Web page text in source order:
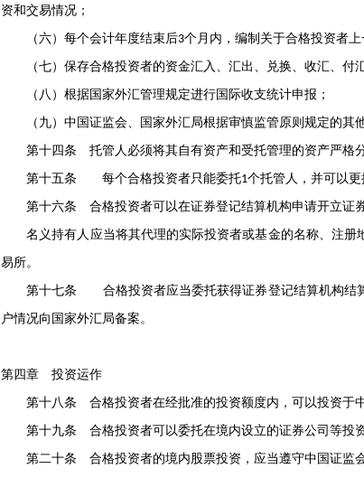
资和交易情况；
（六）每个会计年度结束后3个月内，编制关于合格投资者
（七）保存合格投资者的资金汇入、汇出、兑换、收汇、付
（八）根据国家外汇管理规定进行国际收支统计申报；
（九）中国证监会、国家外汇局根据审慎监管原则规定的其他
第十四条 托管人必须将其自有资产和受托管理的资产严格分
第十五条 每个合格投资者只能委托1个托管人，并可以更
第十六条 合格投资者可以在证券登记结算机构申请开立证券
名义持有人应当将其代理的实际投资者或基金的名称、注册
易所。
第十七条 合格投资者应当委托获得证券登记结算机构结算
户情况向国家外汇局备案。
第四章 投资运作
第十八条 合格投资者在经批准的投资额度内，可以投资于中
第十九条 合格投资者可以委托在境内设立的证券公司等投资
第二十条 合格投资者的境内股票投资，应当遵守中国证监会